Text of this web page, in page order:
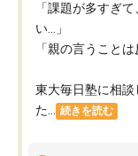
「課題が多すぎ
い…」
「親の言うことは
東大毎日塾に相
た...
続きを読む